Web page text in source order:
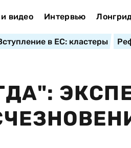
видео Интервью
в ЕС: кластеры